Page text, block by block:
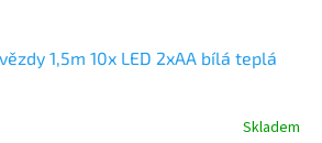
1,5m 10x LED 2xAA bílá teplá
Skladem